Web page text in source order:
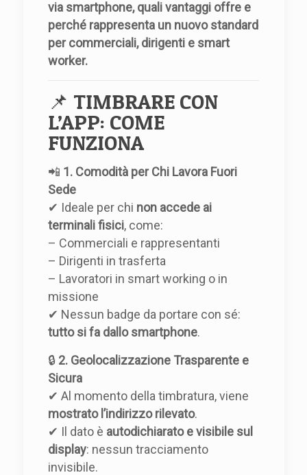
via smartphone, quali vantaggi offre e
perché rappresenta un nuovo standard
per commerciali, dirigenti e smart
worker.
📌 TIMBRARE CON
L’APP: COME
FUNZIONA
📲 1. Comodità per Chi Lavora Fuori
Sede
✔ Ideale per chi non accede ai
terminali fisici, come:
– Commerciali e rappresentanti
– Dirigenti in trasferta
– Lavoratori in smart working o in
missione
✔ Nessun badge da portare con sé:
tutto si fa dallo smartphone.
🔒 2. Geolocalizzazione Trasparente e
Sicura
✔ Al momento della timbratura, viene
mostrato l’indirizzo rilevato.
✔ Il dato è autodichiarato e visibile sul
display: nessun tracciamento
invisibile.